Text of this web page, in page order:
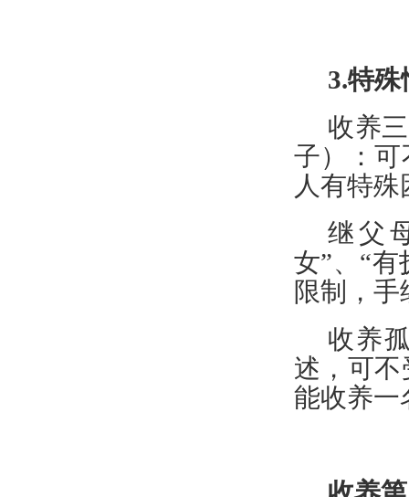
3.特殊
收养
子）：可
人有特
继父
女”、“
限制，
收养
述，可
能收养一